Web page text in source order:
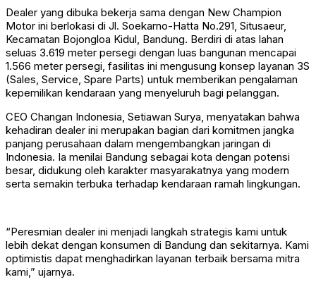
Dealer yang dibuka bekerja sama dengan New Champion
Motor ini berlokasi di Jl. Soekarno-Hatta No.291, Situsaeur,
Kecamatan Bojongloa Kidul, Bandung. Berdiri di atas lahan
seluas 3.619 meter persegi dengan luas bangunan mencapai
1.566 meter persegi, fasilitas ini mengusung konsep layanan 3S
(Sales, Service, Spare Parts) untuk memberikan pengalaman
kepemilikan kendaraan yang menyeluruh bagi pelanggan.
CEO Changan Indonesia, Setiawan Surya, menyatakan bahwa
kehadiran dealer ini merupakan bagian dari komitmen jangka
panjang perusahaan dalam mengembangkan jaringan di
Indonesia. Ia menilai Bandung sebagai kota dengan potensi
besar, didukung oleh karakter masyarakatnya yang modern
serta semakin terbuka terhadap kendaraan ramah lingkungan.
“Peresmian dealer ini menjadi langkah strategis kami untuk
lebih dekat dengan konsumen di Bandung dan sekitarnya. Kami
optimistis dapat menghadirkan layanan terbaik bersama mitra
kami,” ujarnya.